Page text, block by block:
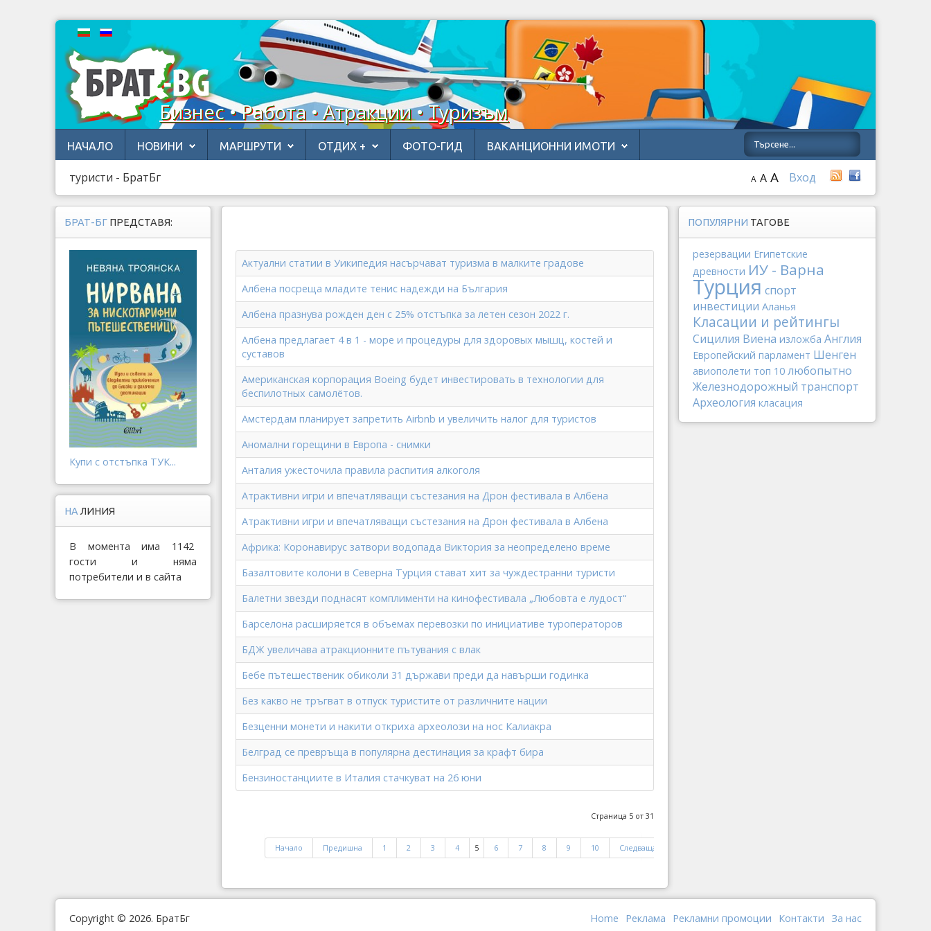
Бизнес • Работа • Атракции • Туризъм
НАЧАЛО НОВИНИ МАРШРУТИ ОТДИХ + ФОТО-ГИД ВАКАНЦИОННИ ИМОТИ
туристи - БратБг Вход
A A A
Актуални статии в Уикипедия насърчават туризма в малките градове
Албена посреща младите тенис надежди на България
Албена празнува рожден ден с 25% отстъпка за летен сезон 2022 г.
Албена предлагает 4 в 1 - море и процедуры для здоровых мышц, костей и
суставов
Американская корпорация Boeing будет инвестировать в технологии для
беспилотных самолётов.
Амстердам планирует запретить Airbnb и увеличить налог для туристов
Аномални горещини в Европа - снимки
Анталия ужесточила правила распития алкоголя
Атрактивни игри и впечатляващи състезания на Дрон фестивала в Албена
Атрактивни игри и впечатляващи състезания на Дрон фестивала в Албена
Африка: Коронавирус затвори водопада Виктория за неопределено време
Базалтовите колони в Северна Турция стават хит за чуждестранни туристи
Балетни звезди поднасят комплименти на кинофестивала „Любовта е лудост“
Барселона расширяется в объемах перевозки по инициативе туроператоров
БДЖ увеличава атракционните пътувания с влак
Бебе пътешественик обиколи 31 държави преди да навърши годинка
Без какво не тръгват в отпуск туристите от различните нации
Безценни монети и накити откриха археолози на нос Калиакра
Белград се превръща в популярна дестинация за крафт бира
Бензиностанциите в Италия стачкуват на 26 юни
Страница 5 от 31
Начало Предишна 1 2 3 4 5 6 7 8 9 10 Следваща
БРАТ-БГ ПРЕДСТАВЯ:
Купи с отстъпка ТУК...
НА ЛИНИЯ
В момента има 1142
гости и няма
потребители и в сайта
ПОПУЛЯРНИ ТАГОВЕ
резервации Египетские
древности ИУ - Варна
Турция спорт
инвестиции Аланья
Класации и рейтингы
Сицилия Виена изложба Англия
Европейский парламент Шенген
авиополети топ 10 любопытно
Железнодорожный транспорт
Археология класация
Copyright © 2026. БратБг За нас
Контакти
Рекламни промоции
Реклама
Home